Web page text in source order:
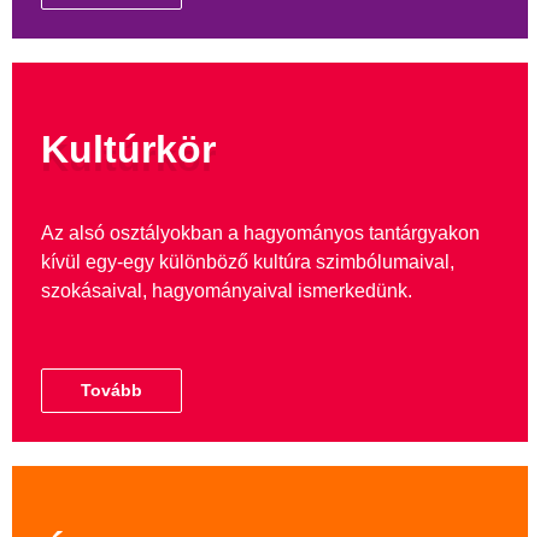
Kultúrkör
Az alsó osztályokban a hagyományos tantárgyakon
kívül egy-egy különböző kultúra szimbólumaival,
szokásaival, hagyományaival ismerkedünk.
Tovább